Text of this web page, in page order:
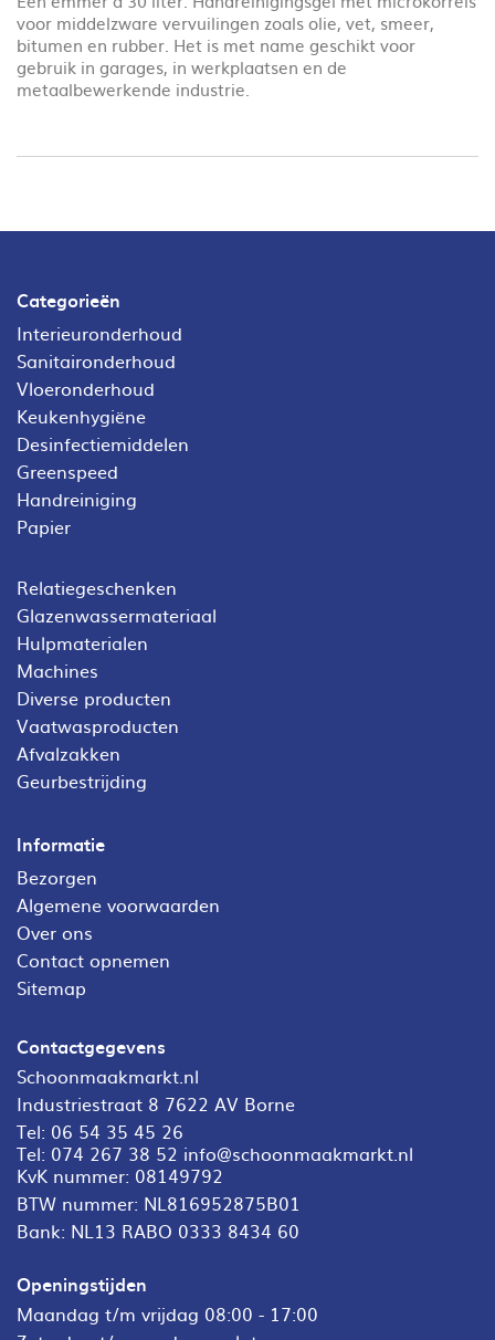
voor middelzware vervuilingen zoals olie, vet, smeer,
bitumen en rubber. Het is met name geschikt voor
gebruik in garages, in werkplaatsen en de
metaalbewerkende industrie.
Categorieën
Interieuronderhoud
Sanitaironderhoud
Vloeronderhoud
Keukenhygiëne
Desinfectiemiddelen
Greenspeed
Handreiniging
Papier
Relatiegeschenken
Glazenwassermateriaal
Hulpmaterialen
Machines
Diverse producten
Vaatwasproducten
Afvalzakken
Geurbestrijding
Informatie
Bezorgen
Algemene voorwaarden
Over ons
Contact opnemen
Sitemap
Contactgegevens
Schoonmaakmarkt.nl
Industriestraat 8 7622 AV Borne
Tel: 06 54 35 45 26
Tel: 074 267 38 52 info@schoonmaakmarkt.nl
KvK nummer: 08149792
BTW nummer: NL816952875B01
Bank: NL13 RABO 0333 8434 60
Openingstijden
Maandag t/m vrijdag 08:00 - 17:00